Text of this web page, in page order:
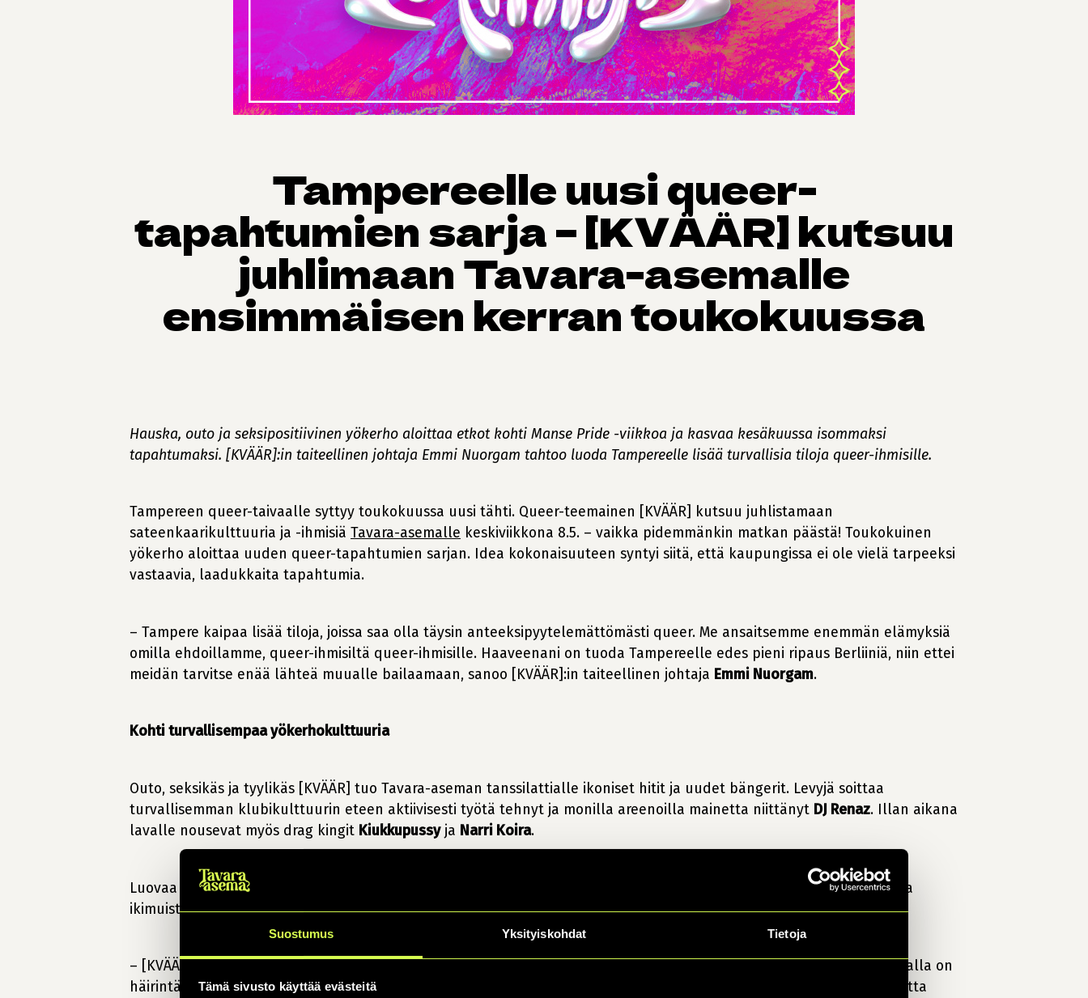
Suostumus Yksityiskohdat Tietoja
Tämä sivusto käyttää evästeitä
Tampereelle uusi queer-
tapahtumien sarja – [KVÄÄR] kutsuu
juhlimaan Tavara-asemalle
ensimmäisen kerran toukokuussa
Hauska, outo ja seksipositiivinen yökerho aloittaa etkot kohti Manse Pride -viikkoa ja kasvaa kesäkuussa isommaksi
tapahtumaksi. [KVÄÄR]:in taiteellinen johtaja Emmi Nuorgam tahtoo luoda Tampereelle lisää turvallisia tiloja queer-ihmisille.
Tampereen queer-taivaalle syttyy toukokuussa uusi tähti. Queer-teemainen [KVÄÄR] kutsuu juhlistamaan
sateenkaarikulttuuria ja -ihmisiä Tavara-asemalle keskiviikkona 8.5. – vaikka pidemmänkin matkan päästä! Toukokuinen
yökerho aloittaa uuden queer-tapahtumien sarjan. Idea kokonaisuuteen syntyi siitä, että kaupungissa ei ole vielä tarpeeksi
vastaavia, laadukkaita tapahtumia.
– Tampere kaipaa lisää tiloja, joissa saa olla täysin anteeksipyytelemättömästi queer. Me ansaitsemme enemmän elämyksiä
omilla ehdoillamme, queer-ihmisiltä queer-ihmisille. Haaveenani on tuoda Tampereelle edes pieni ripaus Berliiniä, niin ettei
meidän tarvitse enää lähteä muualle bailaamaan, sanoo [KVÄÄR]:in taiteellinen johtaja Emmi Nuorgam.
Kohti turvallisempaa yökerhokulttuuria
Outo, seksikäs ja tyylikäs [KVÄÄR] tuo Tavara-aseman tanssilattialle ikoniset hitit ja uudet bängerit. Levyjä soittaa
turvallisemman klubikulttuurin eteen aktiivisesti työtä tehnyt ja monilla areenoilla mainetta niittänyt DJ Renaz. Illan aikana
lavalle nousevat myös drag kingit Kiukkupussyja Narri Koira.
Luovaa ilotulitusta tarjoileva tapahtumien kokonaisuus on uusi avaus koko Suomen queer-kentälle. Ideana on luoda
ikimuistoisia elämyksiä ja tuoda Tampereen bilekulttuuriin lisää turvallisia yökerhoja.
– [KVÄÄR]:issä, kuten muissakin Tavara-aseman tapahtumissa, noudatetaan turvallisemman tilan periaatteita ja paikalla on
häirintäyhdyshenkilö. Bileisiin on tulossa myös
-toimintaa, eli mukaan voi kysyä uuden palvelumme kautta